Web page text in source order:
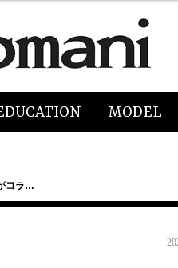
MODEL
コラ…